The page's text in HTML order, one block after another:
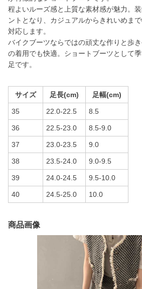
程よいルーズ感と上質な素材感が魅力。
ントとなり、カジュアルからきれいめま
対応します。
バイクブーツならではの頑丈な作りと歩
の着用でも快適。ショートブーツとして
足です。
サイズ 足長(cm) 足幅(cm)
35 22.0-22.5 8.5
36 22.5-23.0 8.5-9.0
37 23.0-23.5 9.0
38 23.5-24.0 9.0-9.5
39 24.0-24.5 9.5-10.0
40 24.5-25.0 10.0
商品画像